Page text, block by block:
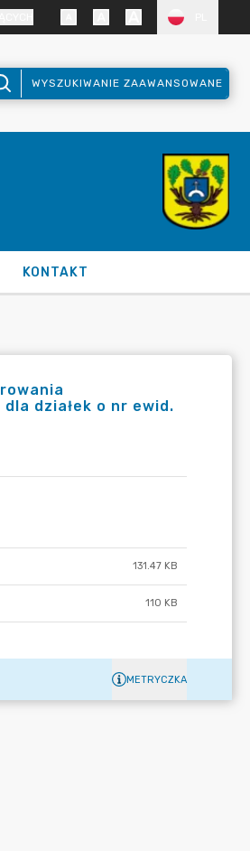
WYSZUKIWANIE ZAAWANSOWANE
KONTAKT
działek o nr ewid.
131.47 KB
110 KB
METRYCZKA